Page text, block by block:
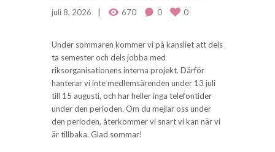
juli 8, 2026 670 0 0
Under sommaren kommer vi på kansliet att dels
ta semester och dels jobba med
riksorganisationens interna projekt. Därför
hanterar vi inte medlemsärenden under 13 juli
till 15 augusti, och har heller inga telefontider
under den perioden. Om du mejlar oss under
den perioden, återkommer vi snart vi kan när vi
är tillbaka. Glad sommar!